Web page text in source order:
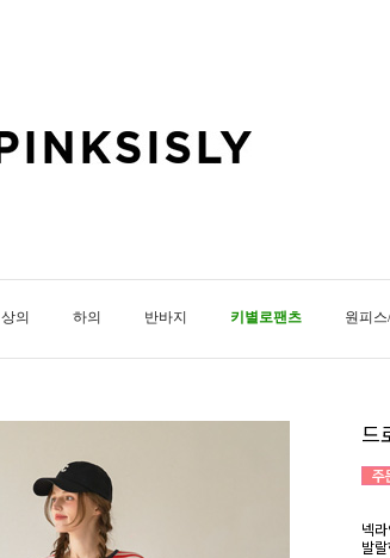
상의 하의 반바지 키별로팬츠 원피
드
넥
발